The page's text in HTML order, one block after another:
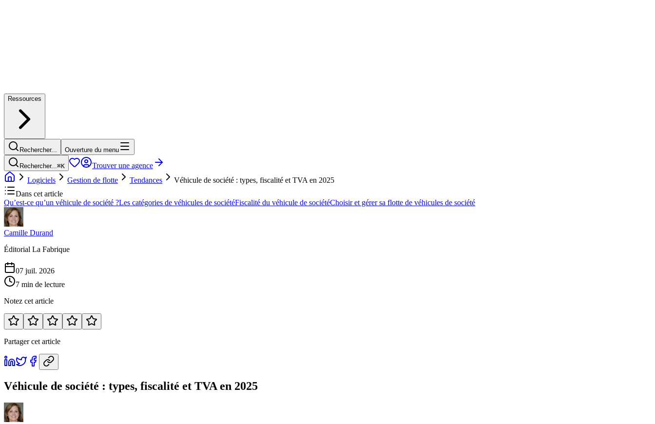
Ressources
Rechercher... Ouverture du menu
Rechercher...⌘K
Trouver une agence
Logiciels
Gestion de flotte Tendances
Véhicule de société : types, fiscalité et TVA en 2025
Dans cet article
Qu’est-ce qu’un véhicule de société ?Les catégories de véhicules de sociétéFiscalité du véhicule de sociétéChoisir et gérer sa flotte de véhicules de société
Camille Durand
Éditorial La Fabrique
07 juil. 2026
7 min de lecture
Notez cet article
Partager cet article
Véhicule de société : types, fiscalité et TVA en 2025